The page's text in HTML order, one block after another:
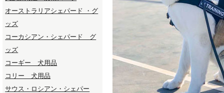
オーストラリアシェパード ・グ
ッズ
コーカシアン・シェパード グ
ッズ
コーギー 犬用品
コリー 犬用品
サウス・ロシアン・シェパー